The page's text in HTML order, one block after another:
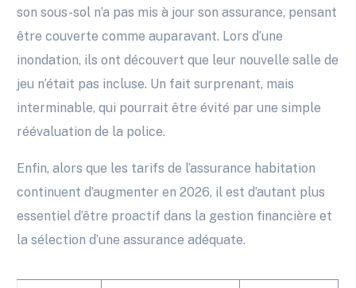
son sous-sol n’a pas mis à jour son assurance, pensant
être couverte comme auparavant. Lors d’une
inondation, ils ont découvert que leur nouvelle salle de
jeu n’était pas incluse. Un fait surprenant, mais
interminable, qui pourrait être évité par une simple
réévaluation de la police.
Enfin, alors que les tarifs de l’assurance habitation
continuent d’augmenter en 2026, il est d’autant plus
essentiel d’être proactif dans la gestion financière et
la sélection d’une assurance adéquate.